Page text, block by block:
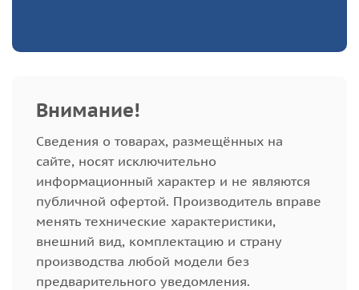
Внимание!
Cведения о товарах, размещённых на
сайте, носят исключительно
информационный характер и не являются
публичной офертой. Производитель вправе
менять технические характеристики,
внешний вид, комплектацию и страну
производства любой модели без
предварительного уведомления.